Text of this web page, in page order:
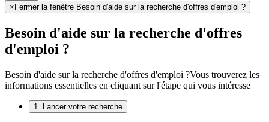
× Fermer la fenêtre Besoin d'aide sur la recherche d'offres d'emploi ?
Besoin d'aide sur la recherche d'offres
d'emploi ?
Besoin d'aide sur la recherche d'offres d'emploi ?Vous trouverez les
informations essentielles en cliquant sur l'étape qui vous intéresse
1. Lancer votre recherche